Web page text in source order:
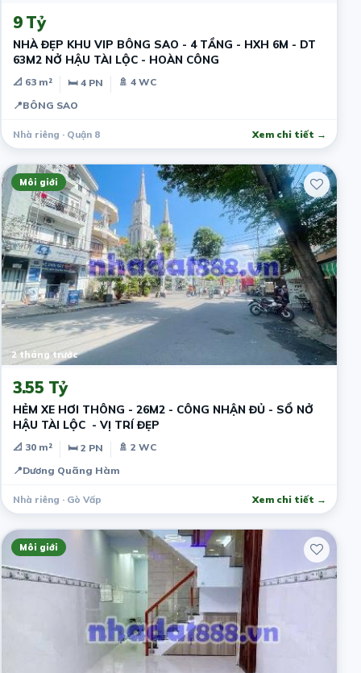
9 Tỷ
NHÀ ĐẸP KHU VIP BÔNG SAO - 4 TẦNG - HXH 6M - DT
63M2 NỞ HẬU TÀI LỘC - HOÀN CÔNG
📐 63 m² 🛏 4 PN
🚿 4 WC
📍BÔNG SAO
Nhà riêng · Quận 8 Xem chi tiết →
Môi giới
2 tháng trước
3.55 Tỷ
HẺM XE HƠI THÔNG - 26M2 - CÔNG NHẬN ĐỦ - SỔ NỞ
HẬU TÀI LỘC - VỊ TRÍ ĐẸP
📐 30 m² 🛏 2 PN
🚿 2 WC
📍Dương Quãng Hàm
Nhà riêng · Gò Vấp Xem chi tiết →
Môi giới